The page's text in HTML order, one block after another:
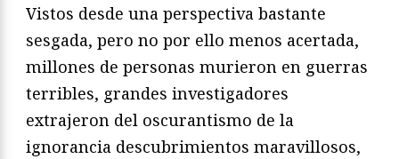
Vistos desde una perspectiva bastante
sesgada, pero no por ello menos acertada,
millones de personas murieron en guerras
terribles, grandes investigadores
extrajeron del oscurantismo de la
ignorancia descubrimientos maravillosos,